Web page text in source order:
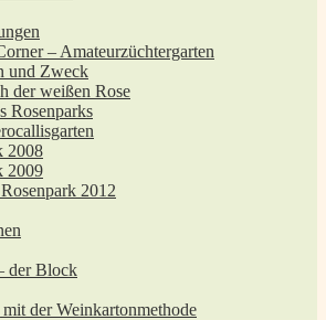
– Amateurzüchtergarten
und Zweck
der weißen Rose
Rosenparks
2008
2009
2012
der Block
der Weinkartonmethode